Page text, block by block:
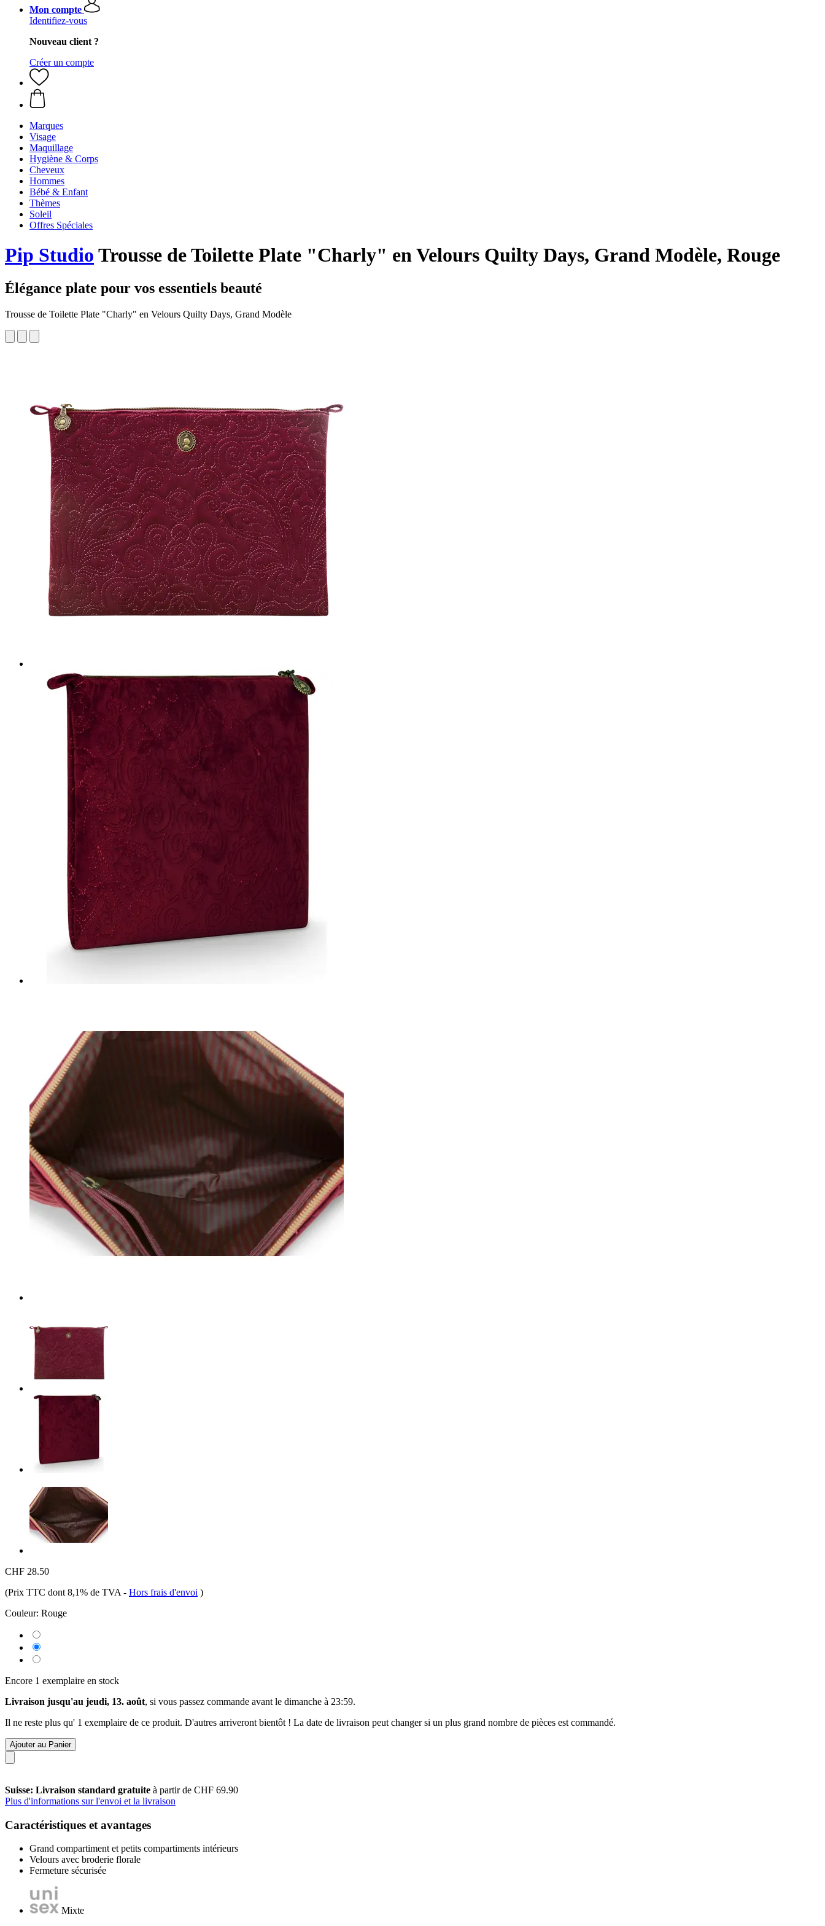
Mon compte
Identifiez-vous
Nouveau client ?
Créer un compte
Marques
Visage
Maquillage
Hygiène & Corps
Cheveux
Hommes
Bébé & Enfant
Thèmes
Soleil
Offres Spéciales
Pip Studio Trousse de Toilette Plate "Charly" en Velours Quilty Days, Grand Modèle, Rouge
Élégance plate pour vos essentiels beauté
Trousse de Toilette Plate "Charly" en Velours Quilty Days, Grand Modèle
CHF 28.50
(Prix TTC dont 8,1% de TVA - Hors frais d'envoi )
Couleur: Rouge
Encore 1 exemplaire en stock
Livraison jusqu'au jeudi, 13. août, si vous passez commande avant le dimanche à 23:59.
Il ne reste plus qu' 1 exemplaire de ce produit. D'autres arriveront bientôt ! La date de livraison peut changer si un plus grand nombre de pièces est commandé.
Ajouter au Panier
Suisse: Livraison standard gratuite à partir de CHF 69.90
Plus d'informations sur l'envoi et la livraison
Caractéristiques et avantages
Grand compartiment et petits compartiments intérieurs
Velours avec broderie florale
Fermeture sécurisée
Mixte